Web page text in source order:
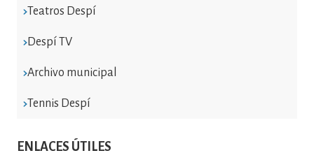
Teatros Despí
Despí TV
Archivo municipal
Tennis Despí
ENLACES ÚTILES